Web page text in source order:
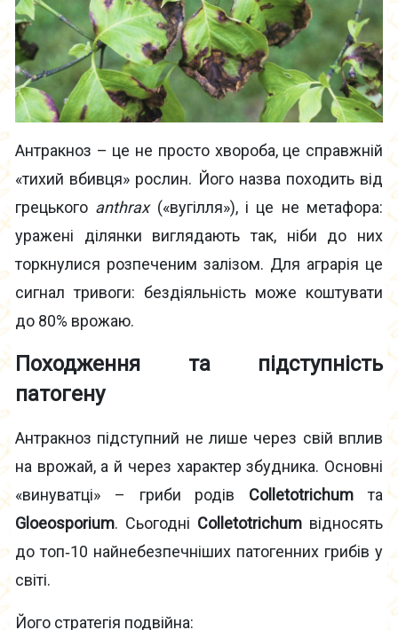
Антракноз – це не просто хвороба, це справжній
«тихий вбивця» рослин. Його назва походить від
грецького anthrax(«вугілля»), і це не метафора:
уражені ділянки виглядають так, ніби до них
торкнулися розпеченим залізом. Для аграрія це
сигнал тривоги: бездіяльність може коштувати
до 80% врожаю.
Походження та підступність
патогену
Антракноз підступний не лише через свій вплив
на врожай, а й через характер збудника. Основні
«винуватці» – гриби родів Colletotrichum та
Gloeosporium. Сьогодні Colletotrichum відносять
до топ‑10 найнебезпечніших патогенних грибів у
світі.
Його стратегія подвійна: